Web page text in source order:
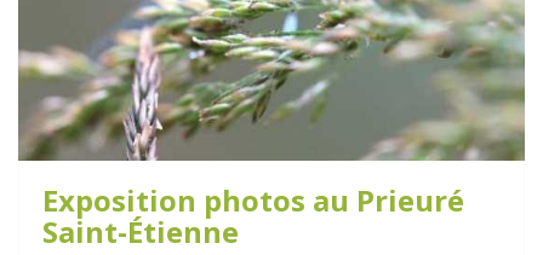
Exposition photos au Prieuré
Saint-Étienne